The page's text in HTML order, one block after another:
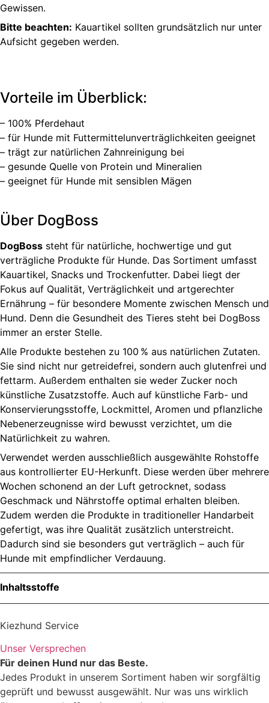
Gewissen.
Bitte beachten: Kauartikel sollten grundsätzlich nur unter
Aufsicht gegeben werden.
Vorteile im Überblick:
– 100% Pferdehaut
– für Hunde mit Futtermittelunverträglichkeiten geeignet
– trägt zur natürlichen Zahnreinigung bei
– gesunde Quelle von Protein und Mineralien
– geeignet für Hunde mit sensiblen Mägen
Über DogBoss
DogBoss steht für natürliche, hochwertige und gut
verträgliche Produkte für Hunde. Das Sortiment umfasst
Kauartikel, Snacks und Trockenfutter. Dabei liegt der
Fokus auf Qualität, Verträglichkeit und artgerechter
Ernährung – für besondere Momente zwischen Mensch und
Hund. Denn die Gesundheit des Tieres steht bei DogBoss
immer an erster Stelle.
Alle Produkte bestehen zu 100 % aus natürlichen Zutaten.
Sie sind nicht nur getreidefrei, sondern auch glutenfrei und
fettarm. Außerdem enthalten sie weder Zucker noch
künstliche Zusatzstoffe. Auch auf künstliche Farb- und
Konservierungsstoffe, Lockmittel, Aromen und pflanzliche
Nebenerzeugnisse wird bewusst verzichtet, um die
Natürlichkeit zu wahren.
Verwendet werden ausschließlich ausgewählte Rohstoffe
aus kontrollierter EU-Herkunft. Diese werden über mehrere
Wochen schonend an der Luft getrocknet, sodass
Geschmack und Nährstoffe optimal erhalten bleiben.
Zudem werden die Produkte in traditioneller Handarbeit
gefertigt, was ihre Qualität zusätzlich unterstreicht.
Dadurch sind sie besonders gut verträglich – auch für
Hunde mit empfindlicher Verdauung.
Inhaltsstoffe
Zutaten
Kiezhund Service
Unser Versprechen
Für deinen Hund nur das Beste.
Jedes Produkt in unserem Sortiment haben wir sorgfältig
geprüft und bewusst ausgewählt. Nur was uns wirklich